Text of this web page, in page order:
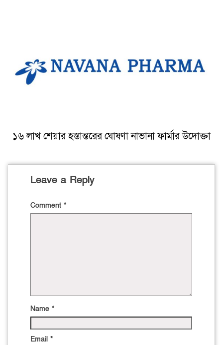
১৬ লাখ শেয়ার হস্তান্তরের ঘোষণা নাভানা ফার্মার উদোক্তা
Leave a Reply
Comment *
Name *
Email *